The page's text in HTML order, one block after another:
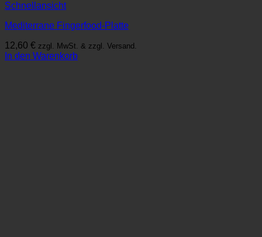
Schnellansicht
Mediterrane Fingerfood-Platte
12,60 € zzgl. MwSt. & zzgl. Versand.
In den Warenkorb